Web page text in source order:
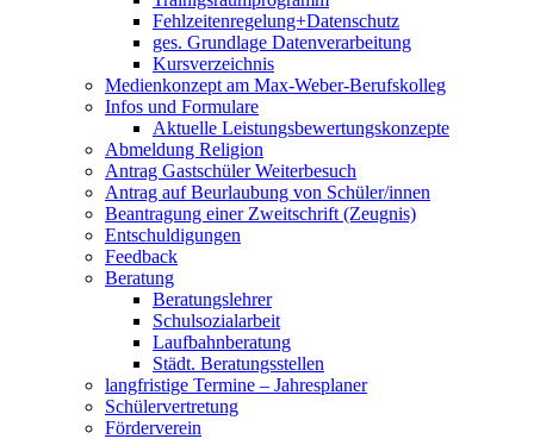
Fehlzeitenregelung+Datenschutz
ges. Grundlage Datenverarbeitung
Kursverzeichnis
Medienkonzept am Max-Weber-Berufskolleg
Infos und Formulare
Aktuelle Leistungsbewertungskonzepte
Abmeldung Religion
Antrag Gastschüler Weiterbesuch
Antrag auf Beurlaubung von Schüler/innen
Beantragung einer Zweitschrift (Zeugnis)
Entschuldigungen
Feedback
Beratung
Beratungslehrer
Schulsozialarbeit
Laufbahnberatung
Städt. Beratungsstellen
langfristige Termine – Jahresplaner
Schülervertretung
Förderverein